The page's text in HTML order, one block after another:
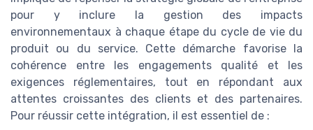
pour y inclure la gestion des impacts
environnementaux à chaque étape du cycle de vie du
produit ou du service. Cette démarche favorise la
cohérence entre les engagements qualité et les
exigences réglementaires, tout en répondant aux
attentes croissantes des clients et des partenaires.
Pour réussir cette intégration, il est essentiel de :